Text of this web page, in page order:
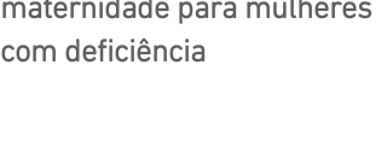
maternidade para mulheres
com deficiência